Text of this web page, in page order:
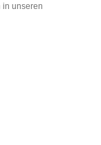
in unseren